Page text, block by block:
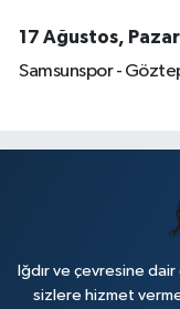
17 Ağustos,
Samsunspor -
Iğdır ve çevresine
sizlere hizmet